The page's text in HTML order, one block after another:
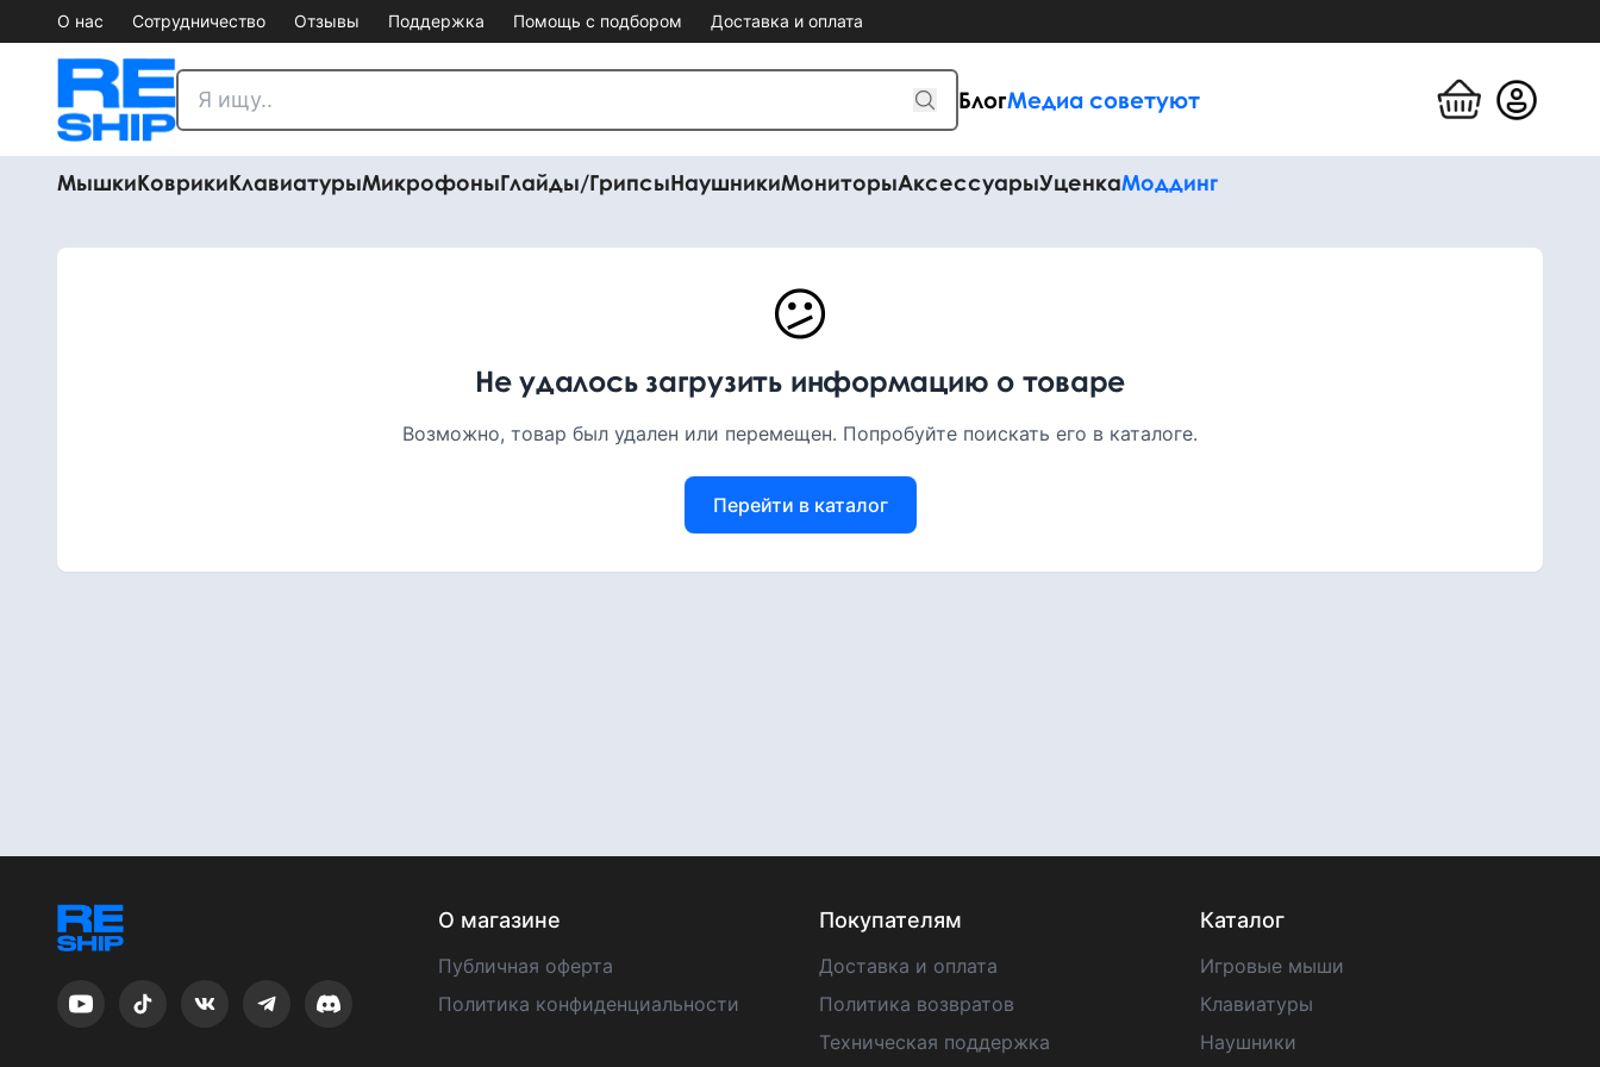
О нас Сотрудничество Отзывы Поддержка Помощь с подбором Доставка и оплата
БлогМедиа советуют
МышкиКоврикиКлавиатурыМикрофоныГлайды/ГрипсыНаушникиМониторыАксессуарыУценкаМоддинг
😕
Не удалось загрузить информацию о товаре
Возможно, товар был удален или перемещен. Попробуйте поискать его в каталоге.
Перейти в каталог
О магазине
Публичная оферта
Политика конфиденциальности
Покупателям
Доставка и оплата
Политика возвратов
Техническая поддержка
Каталог
Игровые мыши
Клавиатуры
Наушники